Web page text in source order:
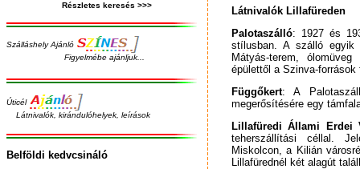
Részletes keresés >>>
Szálláshely Ajánló
Figyelmébe ajánljuk...
Úticél
Látnivalók, kirándulóhelyek, leírások
Belföldi kedvcsináló
Látnivalók Lillafüreden
Palotaszálló: 1927 és
stílusban. A szálló egyik
Mátyás-terem,
épülettől a Szinva-
Függőkert: A
megerősítésére egy
Lillafüredi Állami Erdei
teherszállítási céllal.
Miskolcon, a Kilián
Lillafürednél két alagút